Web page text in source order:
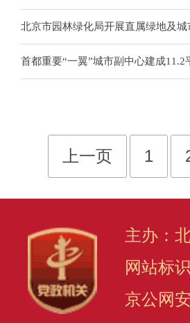
北京市园林绿化局开展直属绿地及
首都重要“一翼”城市副中心建成
上一页 1
主办：
网站标
京公网